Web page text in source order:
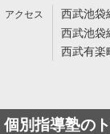
西武池袋
西武池袋
西武有楽
個別指導塾の